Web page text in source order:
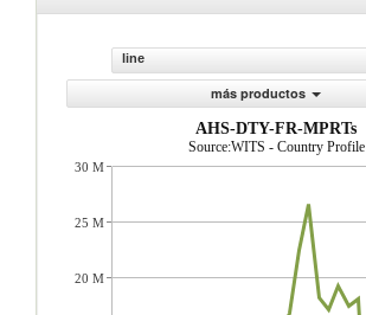
line
más productos
AHS-DTY-FR-MPRTs
Source:WITS - Country Profile
30 M
25 M
20 M